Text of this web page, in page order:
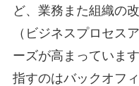
ど、業務また組織の
（ビジネスプロセス
ーズが高まっていま
指すのはバックオフ